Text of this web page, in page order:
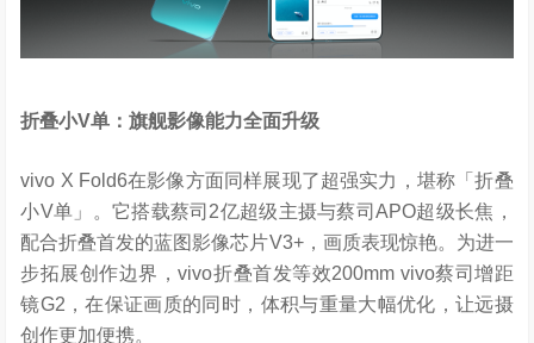
折叠小V单：旗舰影像能力全面升级
vivo X Fold6在影像方面同样展现了超强实力，堪称「折叠
小V单」。它搭载蔡司2亿超级主摄与蔡司APO超级长焦，
配合折叠首发的蓝图影像芯片V3+，画质表现惊艳。为进一
步拓展创作边界，vivo折叠首发等效200mm vivo蔡司增距
镜G2，在保证画质的同时，体积与重量大幅优化，让远摄
创作更加便携。